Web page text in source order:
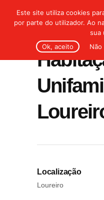
Localização
Loureiro
Este site utiliza cookies
por parte do utilizador. Ao
sua
Ok, aceito
Não